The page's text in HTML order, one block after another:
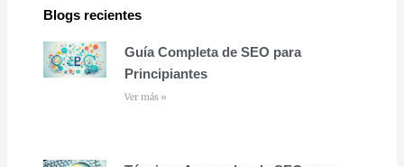
Blogs recientes
Guía Completa de SEO para
Principiantes
Ver más »